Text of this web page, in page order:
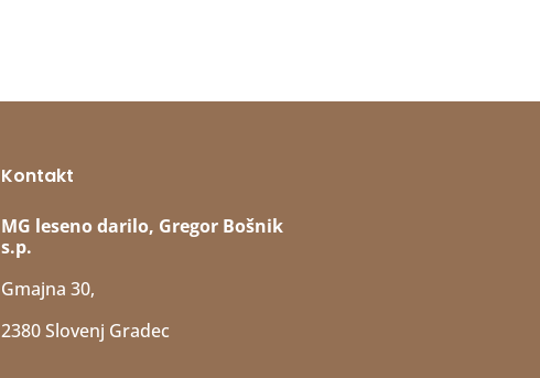
Kontakt
MG leseno darilo, Gregor Bošnik
s.p.
Gmajna 30,
2380 Slovenj Gradec